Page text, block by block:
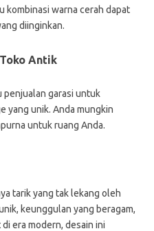
kombinasi warna cerah dapat
diinginkan.
Antik
penjualan garasi untuk
yang unik. Anda mungkin
untuk ruang Anda.
tarik yang tak lekang oleh
keunggulan yang beragam,
era modern, desain ini